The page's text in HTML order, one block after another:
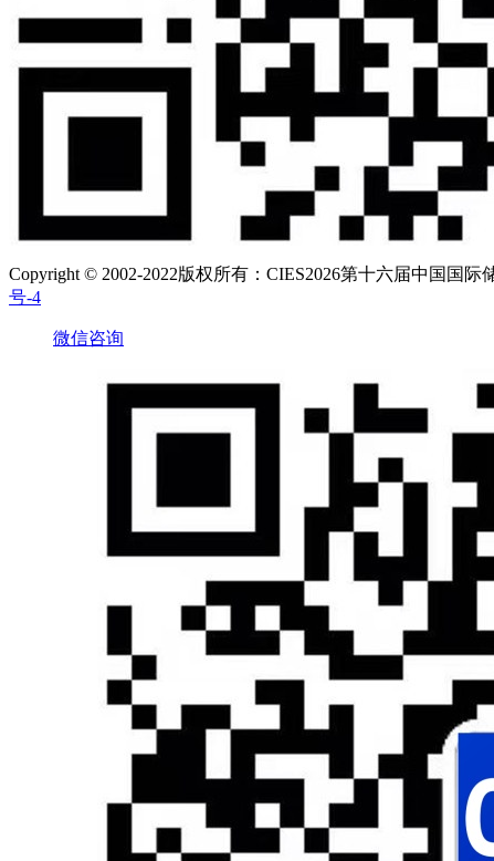
Copyright © 2002-2022版权所有：CIES2026第十六届中国国际
号-4
微信咨询